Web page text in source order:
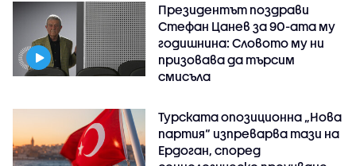
Президентът поздрави
Стефан Цанев за 90-ата му
годишнина: Словото му ни
призовава да търсим
смисъла
Турската опозиционна „Нова
партия“ изпреварва тази на
Ердоган, според